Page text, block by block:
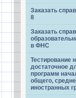
Заказать
8
Заказать
в ФНС
Тестирование
достаточное
программ
общего,
иностранных